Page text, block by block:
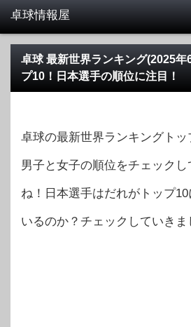
卓球 最新世界ランキング(2025年
プ10！日本選手の順位に注目！
卓球の最新世界ランキングトッ
男子と女子の順位をチェックし
ね！日本選手はだれがトップ
いるのか？チェックしていきま